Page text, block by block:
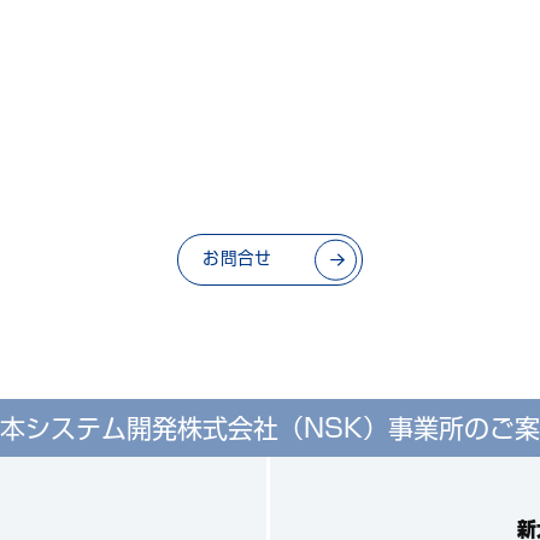
お問合せ
システム開発株式会社（NSK） 事業所のご
新